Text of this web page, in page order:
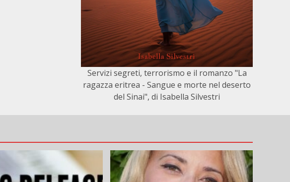
Servizi segreti, terrorismo e il romanzo "La
ragazza eritrea - Sangue e morte nel deserto
del Sinai", di Isabella Silvestri